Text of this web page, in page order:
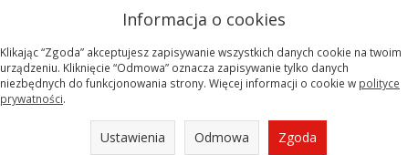
Informacja o cookies
Klikając “Zgoda” akceptujesz zapisywanie wszystkich danych cookie na twoim
urządzeniu. Kliknięcie “Odmowa” oznacza zapisywanie tylko danych
niezbędnych do funkcjonowania strony. Więcej informacji o cookie w polityce
prywatności.
Ustawienia Odmowa Zgoda